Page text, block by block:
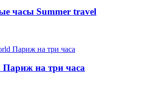
часы Summer travel
на три часа